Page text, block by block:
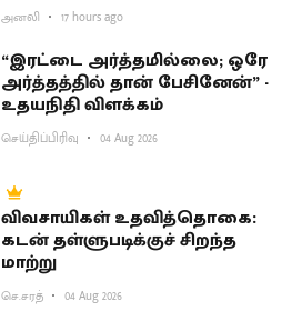
அனலி 17 hours ago
“இரட்டை அர்த்தமில்லை; ஒரே
அர்த்தத்தில் தான் பேசினேன்” -
உதயநிதி விளக்கம்
செய்திப்பிரிவு 04 Aug 2026
விவசாயிகள் உதவித்தொகை:
கடன் தள்ளுபடிக்குச் சிறந்த
மாற்று
செ.சரத் 04 Aug 2026